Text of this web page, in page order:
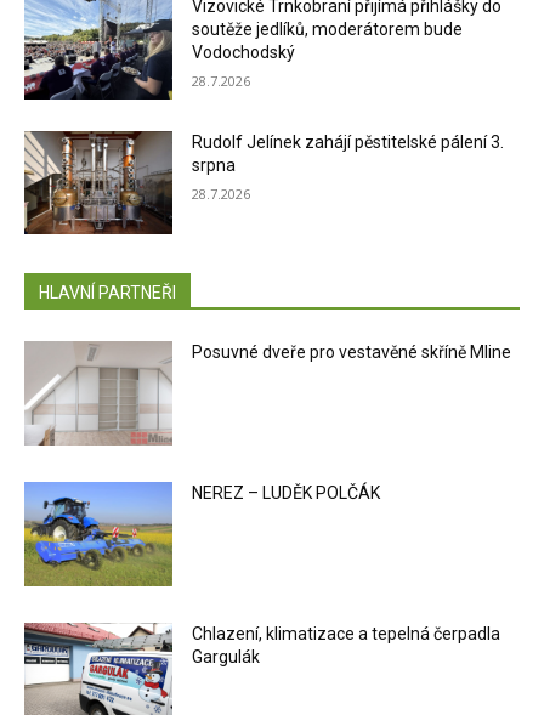
Vizovické Trnkobraní přijímá přihlášky do
soutěže jedlíků, moderátorem bude
Vodochodský
28.7.2026
Rudolf Jelínek zahájí pěstitelské pálení 3.
srpna
28.7.2026
HLAVNÍ PARTNEŘI
Posuvné dveře pro vestavěné skříně Mline
NEREZ – LUDĚK POLČÁK
Chlazení, klimatizace a tepelná čerpadla
Gargulák